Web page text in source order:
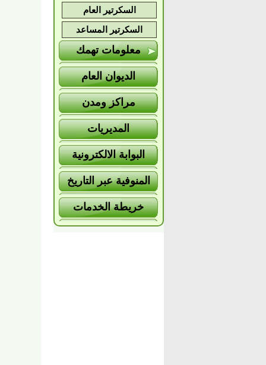
السكرتير العام
السكرتير المساعد
معلومات تهمك
الديوان العام
مراكز ومدن
المديريات
البوابة الالكترونية
المنوفية عبر التاريخ
خريطة الخدمات